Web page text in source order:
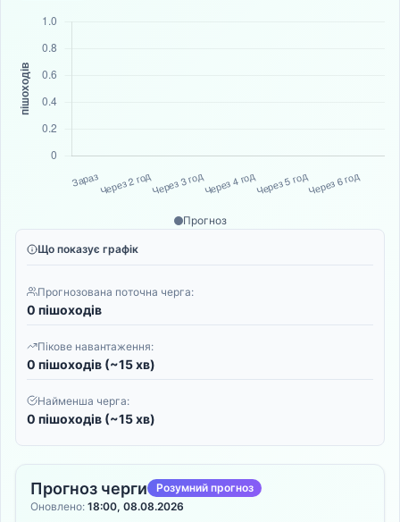
Прогноз
Що показує графік
Прогнозована поточна черга:
0 пішоходів
Пікове навантаження:
0 пішоходів (~15 хв)
Найменша черга:
0 пішоходів (~15 хв)
Прогноз черги
Розумний прогноз
Оновлено: 18:00, 08.08.2026